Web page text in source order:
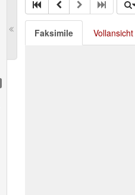
Faksimile Vollansicht